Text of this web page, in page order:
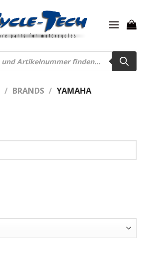
/ BRANDS / YAMAHA